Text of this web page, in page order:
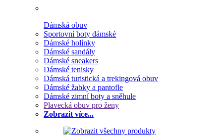
Dámská obuv
Sportovní boty dámské
Dámské holínky
Dámské sandály
Dámské sneakers
Dámské tenisky
Dámská turistická a trekingová obuv
Dámské žabky a pantofle
Dámské zimní boty a sněhule
Plavecká obuv pro ženy
Zobrazit více...